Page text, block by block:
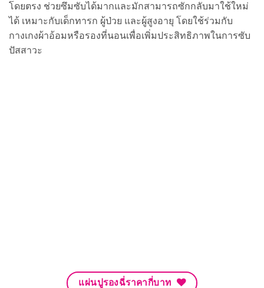
โดยตรง ช่วยซึมซับได้มากและมักสามารถซักกลับมาใช้ใหม่
ได้ เหมาะกับเด็กทารก ผู้ป่วย และผู้สูงอายุ โดยใช้ร่วมกับ
กางเกงผ้าอ้อมหรือรองที่นอนเพื่อเพิ่มประสิทธิภาพในการซับ
ปัสสาวะ
แผ่นปูรองฉี่ราคากี่บาท